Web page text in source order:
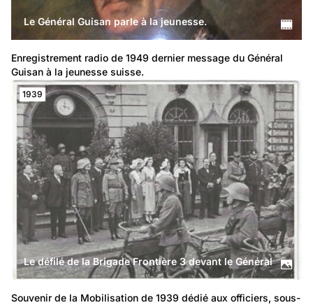
Le Général Guisan parle à la jeunesse.
Enregistrement radio de 1949 dernier message du Général
Guisan à la jeunesse suisse.
1939
Le défilé de la Brigade Frontière 3 devant le Général
Souvenir de la Mobilisation de 1939 dédié aux officiers, sous-